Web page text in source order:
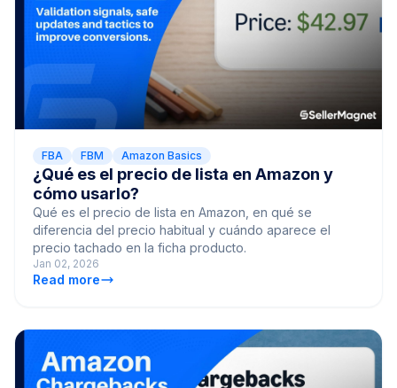
FBA FBM Amazon Basics
¿Qué es el precio de lista en Amazon y
cómo usarlo?
Qué es el precio de lista en Amazon, en qué se
diferencia del precio habitual y cuándo aparece el
precio tachado en la ficha producto.
Jan 02, 2026
Read more